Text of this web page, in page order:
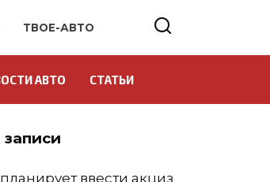
ТВОЕ-АВТО
АВТО СТАТЬИ
ввести акциз